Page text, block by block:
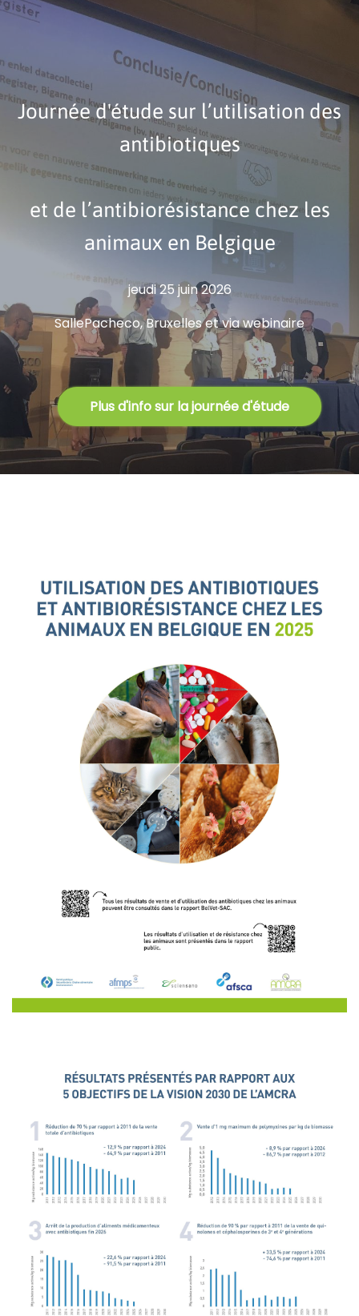
Journée d'étude sur l’utilisation des
antibiotiques
et de l’antibiorésistance chez les
animaux en Belgique
jeudi 25 juin 2026
SallePacheco, Bruxelles et via webinaire
Plus d'info sur la journée d'étude